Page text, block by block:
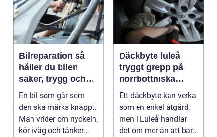
Bilreparation så
håller du bilen
säker, trygg och
ekonomisk
En bil som går som
den ska märks knappt.
Man vrider om nyckeln,
kör iväg och tänker
Däckbyte luleå
tryggt grepp på
norrbottniska
vägar
Ett däckbyte kan verka
som en enkel åtgärd,
men i Luleå handlar
det om mer än att bara